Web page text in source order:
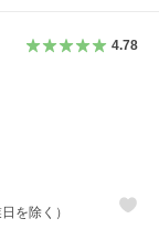
4.78
を除く）